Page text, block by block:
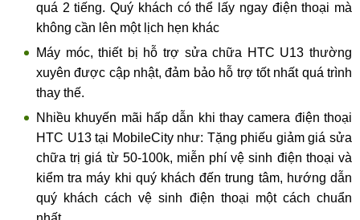
quá 2 tiếng. Quý khách có thể lấy ngay điện thoại mà
không cần lên một lịch hẹn khác
Máy móc, thiết bị hỗ trợ sửa chữa HTC U13 thường
xuyên được cập nhật, đảm bảo hỗ trợ tốt nhất quá trình
thay thế.
Nhiều khuyến mãi hấp dẫn khi thay camera điện thoại
HTC U13 tại MobileCity như: Tặng phiếu giảm giá sửa
chữa trị giá từ 50-100k, miễn phí vệ sinh điện thoại và
kiểm tra máy khi quý khách đến trung tâm, hướng dẫn
quý khách cách vệ sinh điện thoại một cách chuẩn